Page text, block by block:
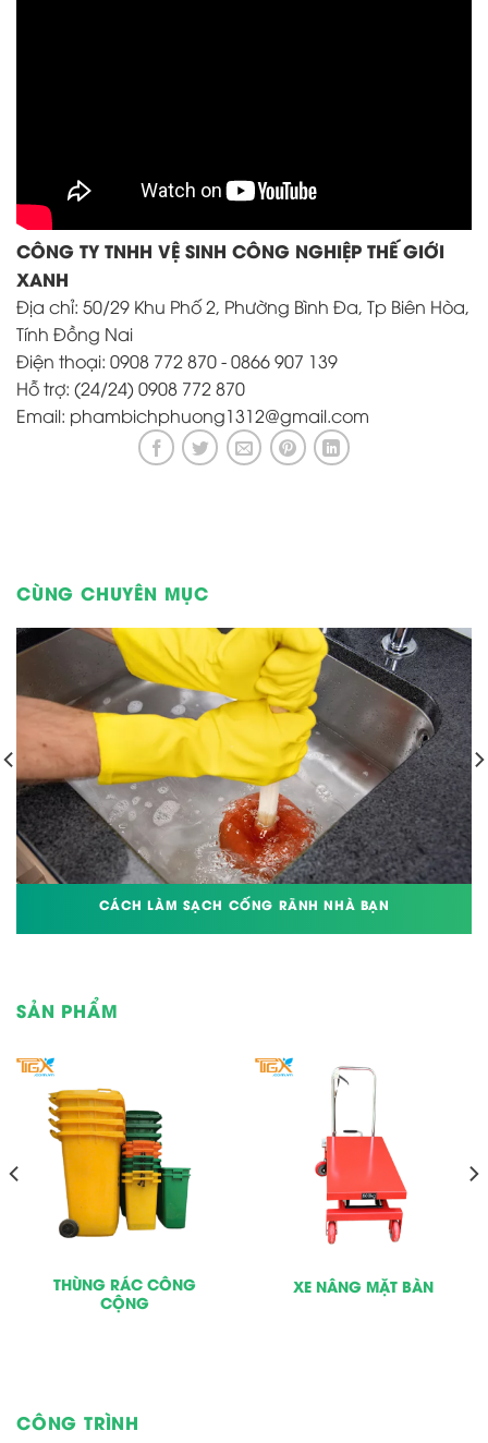
CÔNG TY TNHH VỆ SINH CÔNG NGHIỆP THẾ GIỚI
XANH
Địa chỉ: 50/29 Khu Phố 2, Phường Bình Đa, Tp Biên Hòa,
Tính Đồng Nai
Điện thoại: 0908 772 870 - 0866 907 139
Hỗ trợ: (24/24) 0908 772 870
Email: phambichphuong1312@gmail.com
CÙNG CHUYÊN MỤC
CÁCH LÀM SẠCH CỐNG RÃNH NHÀ BẠN
SẢN PHẨM
THÙNG RÁC CÔNG
CỘNG
XE NÂNG MẶT BÀN
CÔNG TRÌNH